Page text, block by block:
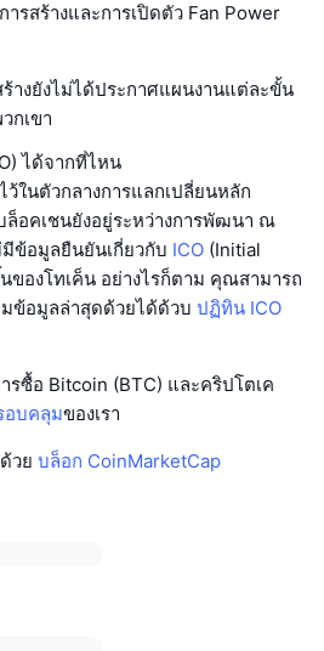
รสร้างและการเปิดตัว Fan Power
างยังไม่ได้ประกาศแผนงานแต่ละขั้น
กเขา
ได้จากที่ไหน
ในตัวกลางการแลกเปลี่ยนหลัก
อคเชนยังอยู่ระหว่างการพัฒนา ณ
ข้อมูลยืนยันเกี่ยวกับ ICO (Initial
ของโทเค็น อย่างไรก็ตาม คุณสามารถ
ข้อมูลล่าสุดด้วยได้ด้วบ ปฏิทิน ICO
รซื้อ Bitcoin (BTC) และคริปโตเค
อบคลุมของเรา
วย บล็อก CoinMarketCap